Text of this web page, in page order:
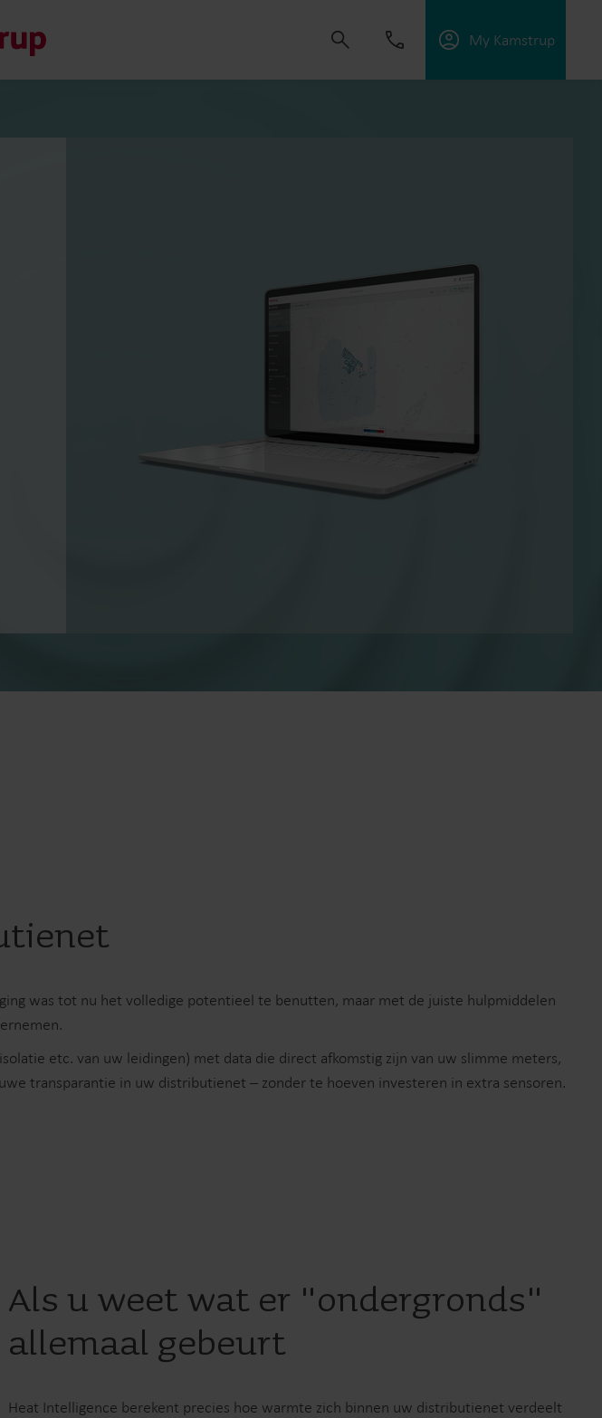
My Kamstrup
was tot nu het volledige potentieel te benutten, maar met de juiste hulpmiddelen
etc. van uw leidingen) met data die direct afkomstig zijn van uw slimme meters,
transparantie in uw distributienet – zonder te hoeven investeren in extra sensoren.
Als u weet wat er "ondergronds"
allemaal gebeurt
Heat Intelligence berekent precies hoe warmte zich binnen uw distributienet verdeelt